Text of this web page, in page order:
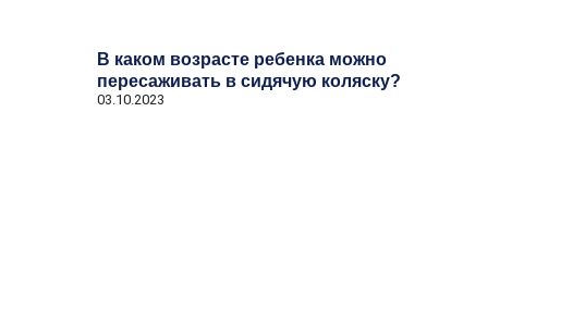
В каком возрасте ребенка можно
пересаживать в сидячую коляску?
03.10.2023